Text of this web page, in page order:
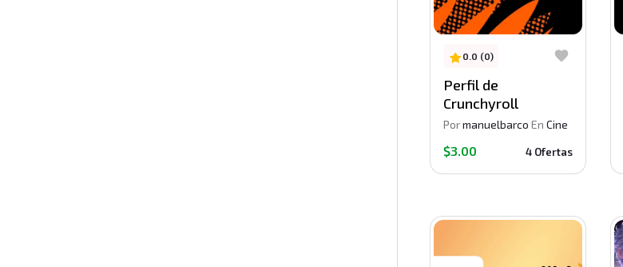
0.0 (0)
Perfil de
Crunchyroll
Pormanuelbarco En Cine
$3.00 4 Ofertas